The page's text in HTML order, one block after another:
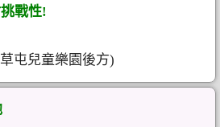
戰性!
屯兒童樂園後方)